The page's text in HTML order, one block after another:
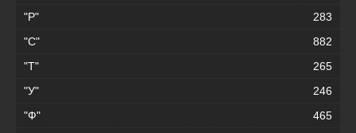
"Р"
283
"С"
882
"Т"
265
"У"
246
"Ф"
465